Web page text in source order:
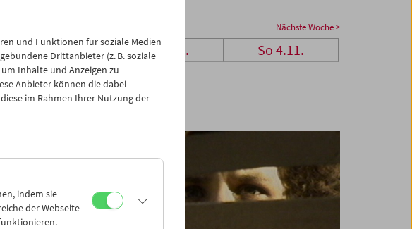
Nächste Woche >
Fr 2.11. Sa 3.11. So 4.11.
und Funktionen für soziale Medien
Drittanbieter (z. B. soziale
Inhalte und Anzeigen zu
Anbieter können die dabei
im Rahmen Ihrer Nutzung der
indem sie
der Webseite